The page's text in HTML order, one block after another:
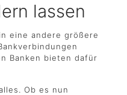
lassen
eine andere größere
Banken bieten dafür
Ob es nun